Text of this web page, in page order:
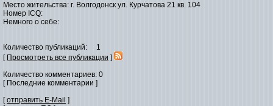
Место жительства: г. Волгодонск ул. Курчатова 21 кв. 104
Номер ICQ:
Немного о себе:
Количество публикаций: 1
[ Просмотреть все публикации ]
Количество комментариев: 0
[ Последние комментарии ]
[отправить E-Mail ]